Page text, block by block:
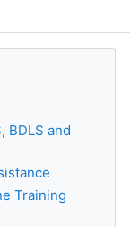
BDLS and
Training